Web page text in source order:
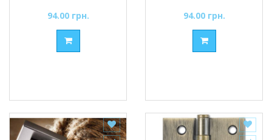
94.00 грн. 94.00 грн.